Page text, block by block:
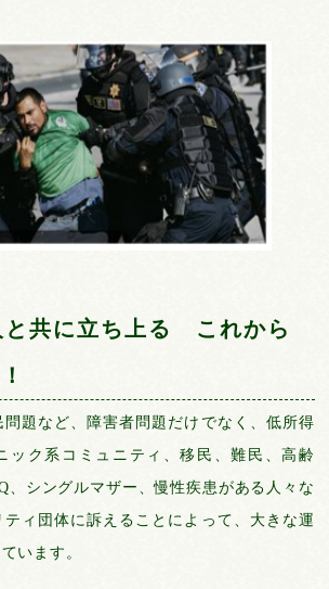
共に立ち上る これから
問題など、障害者問題だけでなく、低所得
ック系コミュニティ、移民、難民、高齢
、シングルマザー、慢性疾患がある人々な
ィ団体に訴えることによって、大きな運
ています。